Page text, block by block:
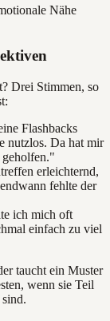
Nähe
Drei Stimmen, so
Flashbacks
nutzlos. Da hat mir
geholfen."
erleichternd,
fehlte der
ich mich oft
einfach zu viel
taucht ein Muster
wenn sie Teil